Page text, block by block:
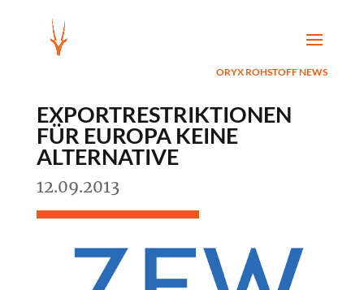
ORYX ROHSTOFF NEWS
EXPORTRESTRIKTIONEN
FÜR EUROPA KEINE
ALTERNATIVE
12.09.2013